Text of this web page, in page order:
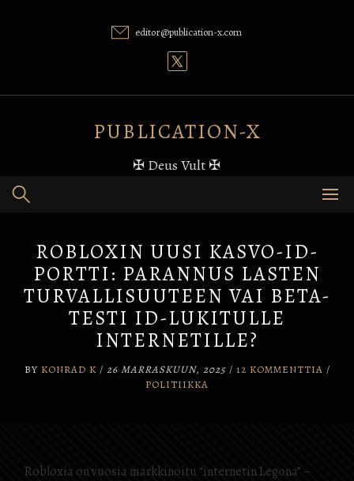
editor@publication-x.com
PUBLICATION-X
✠ Deus Vult ✠
ROBLOXIN UUSI KASVO-ID-
PORTTI: PARANNUS LASTEN
TURVALLISUUTEEN VAI BETA-
TESTI ID-LUKITULLE
INTERNETILLE?
BY KONRAD K / 26 MARRASKUUN, 2025/ 12 KOMMENTTIA /
POLITIIKKA
Robloxia on vuosia markkinoitu “internetin Legona” –